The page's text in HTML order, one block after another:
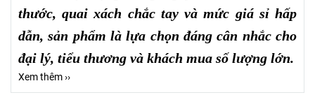
thước, quai xách chắc tay và mức giá sỉ hấp
dẫn, sản phẩm là lựa chọn đáng cân nhắc cho
đại lý, tiểu thương và khách mua số lượng lớn.
Xem thêm ››